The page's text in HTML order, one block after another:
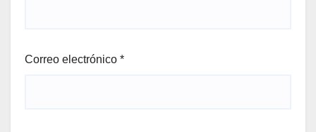
Correo electrónico *